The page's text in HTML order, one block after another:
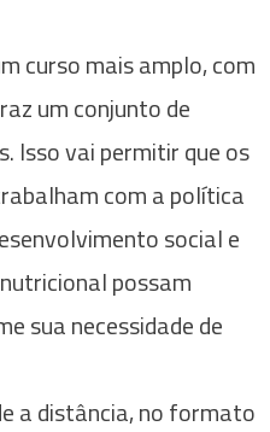
curso mais amplo, com
um conjunto de
Isso vai permitir que os
com a política
social e
possam
sua necessidade de
a distância, no formato